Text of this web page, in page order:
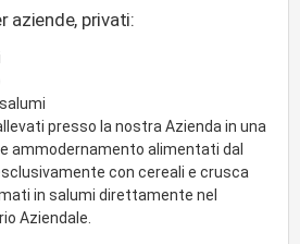
alla vendita diretta a Clienti privati.
aziende, privati:
salumi
presso la nostra Azienda in una
ammodernamento alimentati dal
con cereali e crusca
in salumi direttamente nel
Aziendale.